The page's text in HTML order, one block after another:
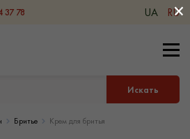
37 78 UA RU
Искать
Бритье Крем для бритья
×